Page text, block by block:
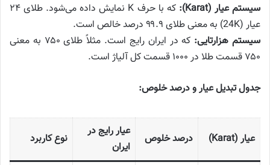
سیستم عیار (Karat):
که با حرف K نمایش داده می‌شود. طلای ۲۴
عیار (24K) به معنی طلای ۹۹.۹ درصد خالص است.
سیستم هزارتایی:
که در ایران رایج است. مثلاً طلای ۷۵۰ به معنی
۷۵۰ قسمت طلا در ۱۰۰۰ قسمت کل آلیاژ است.
جدول تبدیل عیار و درصد خلوص:
عیار (Karat) درصد خلوص
عیار رایج در
ایران
نوع کاربرد